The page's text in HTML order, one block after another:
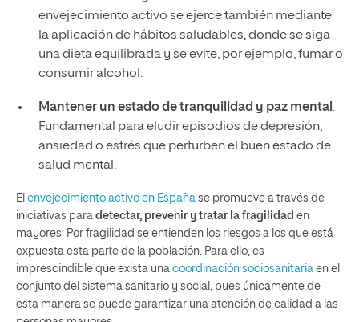
envejecimiento activo se ejerce también mediante
la aplicación de hábitos saludables, donde se siga
una dieta equilibrada y se evite, por ejemplo, fumar o
consumir alcohol.
Mantener un estado de tranquilidad y paz mental .
Fundamental para eludir episodios de depresión,
ansiedad o estrés que perturben el buen estado de
salud mental.
El envejecimiento activo en España se promueve a través de
iniciativas para detectar, prevenir y tratar la fragilidad en
mayores. Por fragilidad se entienden los riesgos a los que está
expuesta esta parte de la población. Para ello, es
imprescindible que exista una coordinación sociosanitaria en el
conjunto del sistema sanitario y social, pues únicamente de
esta manera se puede garantizar una atención de calidad a las